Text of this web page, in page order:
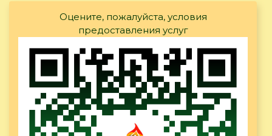
Оцените, пожалуйста, условия
предоставления услуг